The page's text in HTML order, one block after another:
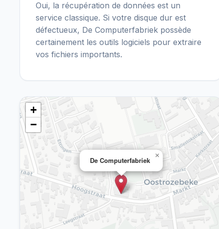
Oui, la récupération de données est un
service classique. Si votre disque dur est
défectueux, De Computerfabriek possède
certainement les outils logiciels pour extraire
vos fichiers importants.
De Computerfabriek
×
+
−